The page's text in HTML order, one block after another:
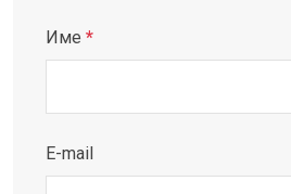
Име *
E-mail